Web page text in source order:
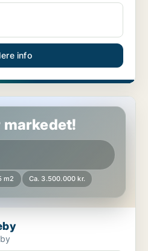
info
m2 Ca. 3.500.000 kr.